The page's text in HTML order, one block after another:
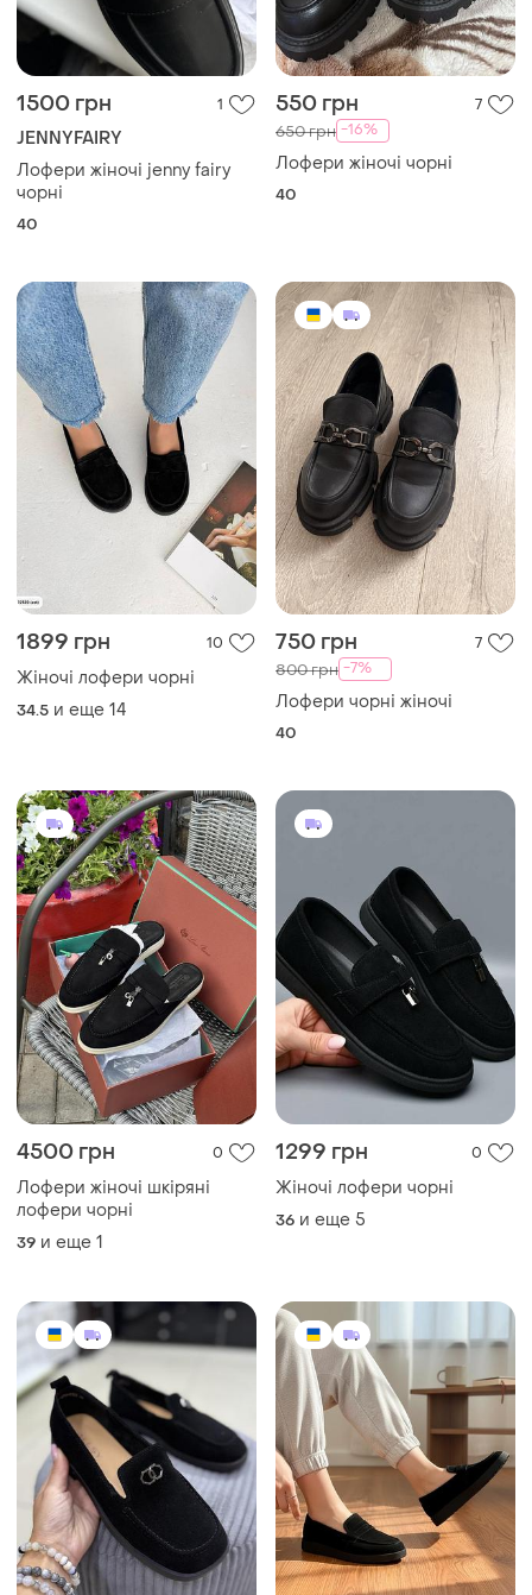
1500 грн 1
JENNYFAIRY
Лофери жіночі jenny fairy
чорні
40
550 грн 7
650 грн -16%
Лофери жіночі чорні
40
1899 грн 10
Жіночі лофери чорні
34.5 и еще 14
750 грн 7
800 грн -7%
Лофери чорні жіночі
40
4500 грн 0
Лофери жіночі шкіряні
лофери чорні
39 и еще 1
1299 грн 0
Жіночі лофери чорні
36 и еще 5